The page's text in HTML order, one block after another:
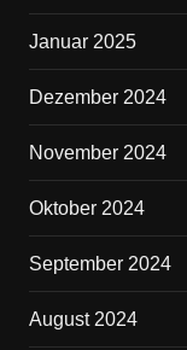
Januar 2025
Dezember 2024
November 2024
Oktober 2024
September 2024
August 2024